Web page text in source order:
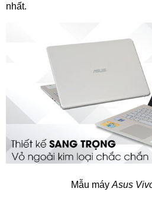
nhất.
Mẫu máy Asus